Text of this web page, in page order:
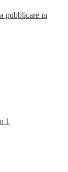
pubblicare in
1